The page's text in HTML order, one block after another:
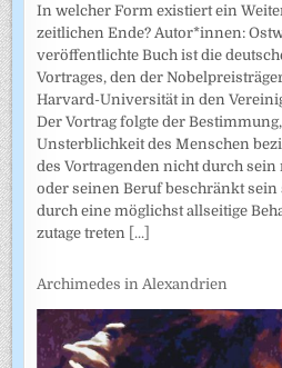
In welcher Form existiert ein
zeitlichen Ende? Autor*innen:
veröffentlichte Buch ist die
Vortrages, den der
Harvard-Universität in den
Der Vortrag folgte der
Unsterblichkeit des Menschen
des Vortragenden nicht durch
oder seinen Beruf beschränkt
durch eine möglichst allseitige
zutage treten [...]
Archimedes in Alexandrien